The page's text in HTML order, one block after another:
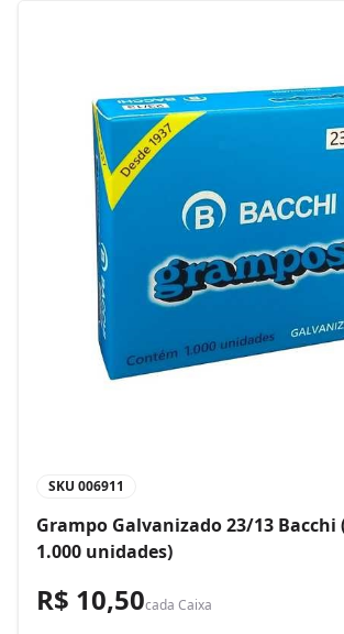
SKU 006911
Grampo Galvanizado 23/13 Bacchi
1.000 unidades)
R$ 10,50cada Caixa